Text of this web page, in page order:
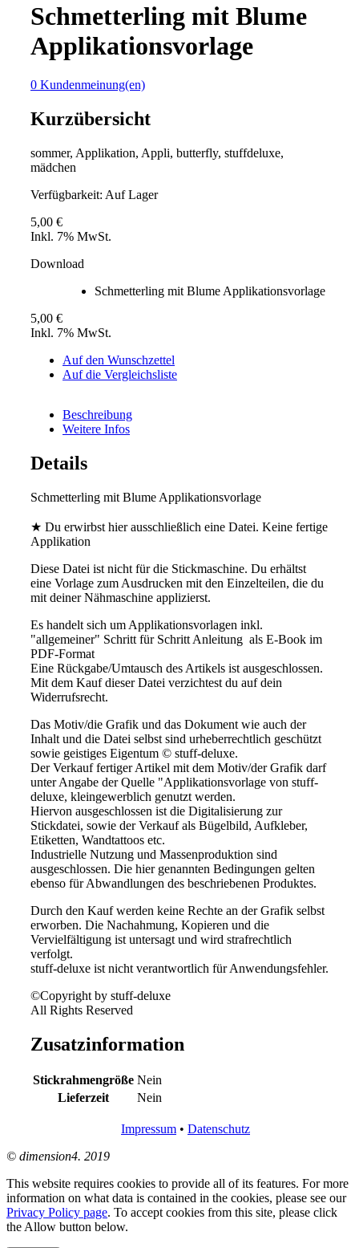
Schmetterling mit Blume
Applikationsvorlage
0 Kundenmeinung(en)
Kurzübersicht
sommer, Applikation, Appli, butterfly, stuffdeluxe,
mädchen
Verfügbarkeit: Auf Lager
5,00 €
Inkl. 7% MwSt.
Download
Schmetterling mit Blume Applikationsvorlage
5,00 €
Inkl. 7% MwSt.
Auf den Wunschzettel
Auf die Vergleichsliste
Beschreibung
Weitere Infos
Details
Schmetterling mit Blume Applikationsvorlage
★ Du erwirbst hier ausschließlich eine Datei. Keine fertige
Applikation
Diese Datei ist nicht für die Stickmaschine. Du erhältst
eine Vorlage zum Ausdrucken mit den Einzelteilen, die du
mit deiner Nähmaschine applizierst.
Es handelt sich um Applikationsvorlagen inkl.
"allgemeiner" Schritt für Schritt Anleitung als E-Book im
PDF-Format
Eine Rückgabe/Umtausch des Artikels ist ausgeschlossen.
Mit dem Kauf dieser Datei verzichtest du auf dein
Widerrufsrecht.
Das Motiv/die Grafik und das Dokument wie auch der
Inhalt und die Datei selbst sind urheberrechtlich geschützt
sowie geistiges Eigentum © stuff-deluxe.
Der Verkauf fertiger Artikel mit dem Motiv/der Grafik darf
unter Angabe der Quelle "Applikationsvorlage von stuff-
deluxe, kleingewerblich genutzt werden.
Hiervon ausgeschlossen ist die Digitalisierung zur
Stickdatei, sowie der Verkauf als Bügelbild, Aufkleber,
Etiketten, Wandtattoos etc.
Industrielle Nutzung und Massenproduktion sind
ausgeschlossen. Die hier genannten Bedingungen gelten
ebenso für Abwandlungen des beschriebenen Produktes.
Durch den Kauf werden keine Rechte an der Grafik selbst
erworben. Die Nachahmung, Kopieren und die
Vervielfältigung ist untersagt und wird strafrechtlich
verfolgt.
stuff-deluxe ist nicht verantwortlich für Anwendungsfehler.
©Copyright by stuff-deluxe
All Rights Reserved
Zusatzinformation
Stickrahmengröße Nein
Lieferzeit
Nein
Impressum • Datenschutz
© dimension4. 2019
This website requires cookies to provide all of its features. For more
information on what data is contained in the cookies, please see our
Privacy Policy page. To accept cookies from this site, please click
the Allow button below.